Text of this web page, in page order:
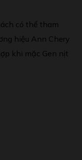
có thể tham
hiệu Ann Chery
khi mặc Gen nịt